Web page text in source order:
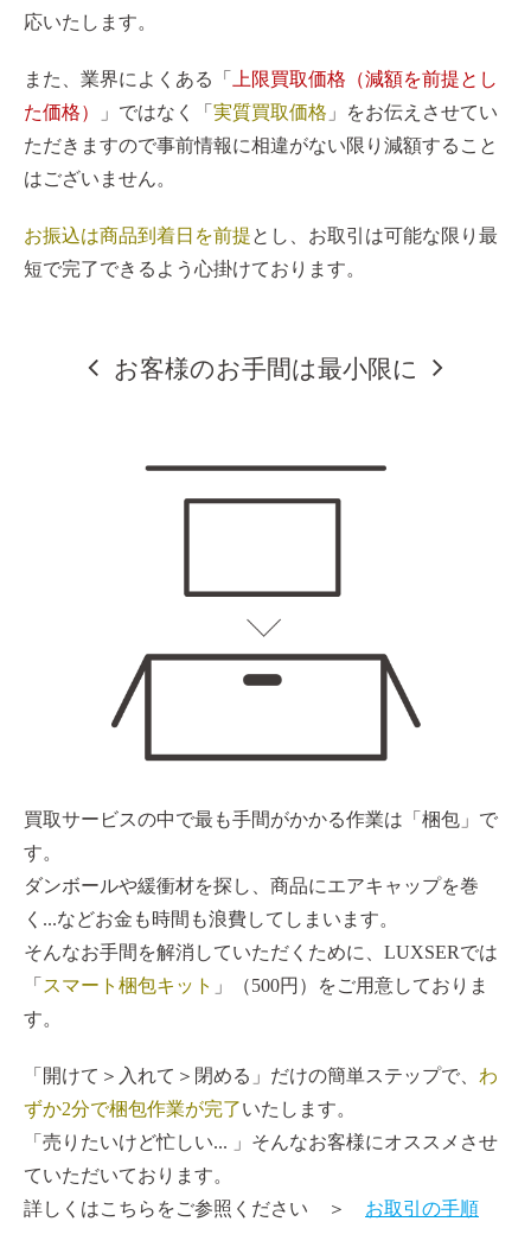
応いたします。
また、業界によくある「
上限買取価格（減額を前提とし
た価格）
」ではなく「 実質買取価格 」をお伝えさせてい
ただきますので事前情報に相違がない限り減額すること
はございません。
お振込は商品到着日を前提とし、お取引は可能な限り最
短で完了できるよう心掛けております。
お客様のお手間は最小限に
買取サービスの中で最も手間がかかる作業は「梱包」で
す。
ダンボールや緩衝材を探し、商品にエアキャップを巻
く...などお金も時間も浪費してしまいます。
そんなお手間を解消していただくために、LUXSERでは
「 スマート梱包キット 」（500円）をご用意しておりま
す。
「開けて＞入れて＞閉める」だけの簡単ステップで、 わ
ずか2分で梱包作業が完了いたします。
「売りたいけど忙しい... 」そんなお客様にオススメさせ
ていただいております。
詳しくはこちらをご参照ください ＞ お取引の手順